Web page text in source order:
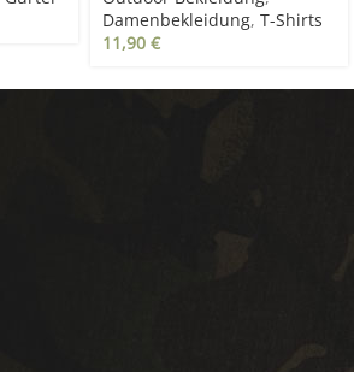
Damenbekleidung, T-Shirts
11,90 €